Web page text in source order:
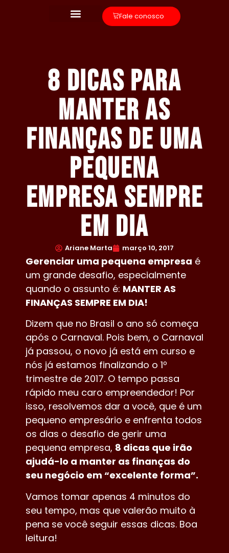
Fale conosco
8 dicas para
manter as
finanças de uma
pequena
empresa sempre
em dia
Ariane Marta março 10, 2017
Gerenciar uma pequena empresa é
um grande desafio, especialmente
quando o assunto é: MANTER AS
FINANÇAS SEMPRE EM DIA!
Dizem que no Brasil o ano só começa
após o Carnaval. Pois bem, o Carnaval
já passou, o novo já está em curso e
nós já estamos finalizando o 1º
trimestre de 2017. O tempo passa
rápido meu caro empreendedor! Por
isso, resolvemos dar a você, que é um
pequeno empresário e enfrenta todos
os dias o desafio de gerir uma
pequena empresa, 8 dicas que irão
ajudá-lo a manter as finanças do
seu negócio em “excelente forma”.
Vamos tomar apenas 4 minutos do
seu tempo, mas que valerão muito à
pena se você seguir essas dicas. Boa
leitura!